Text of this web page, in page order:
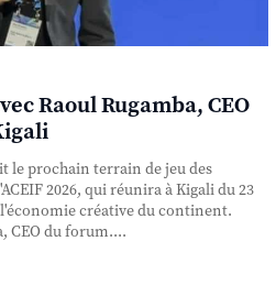
Raoul Rugamba, CEO
le prochain terrain de jeu des
2026, qui réunira à Kigali du 23
créative du continent.
CEO du forum....